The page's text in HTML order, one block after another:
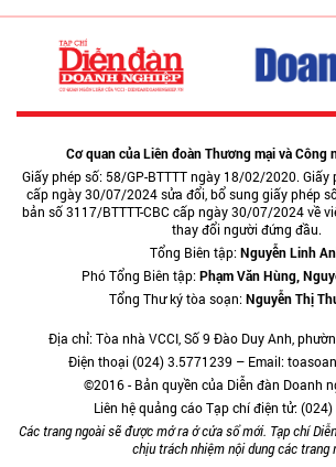
Cơ quan của Liên đoàn Thương mại và Công
Giấy phép số: 58/GP-BTTTT ngày 18/02/2020. Giấy
cấp ngày 30/07/2024 sửa đổi, bổ sung giấy phép
bản số 3117/BTTTT-CBC cấp ngày 30/07/2024 về
thay đổi người đứng đầu.
Tổng Biên tập:Nguyễn Linh
Phó Tổng Biên tập:Phạm Văn Hùng,
Tổng Thư ký tòa soạn:Nguyễn Thị
Địa chỉ: Tòa nhà VCCI, Số 9 Đào Duy Anh,
Điện thoại (024) 3.5771239 – Email:
©2016 - Bản quyền của Diễn đàn Doanh
Liên hệ quảng cáo Tạp chí điện tử:
Các trang ngoài sẽ được mở ra ở cửa sổ mới. Tạp chí
chịu trách nhiệm nội dung các trang